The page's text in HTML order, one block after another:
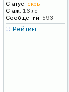
Статус: скрыт
Стаж: 16 лет
Сообщений: 593
Рейтинг